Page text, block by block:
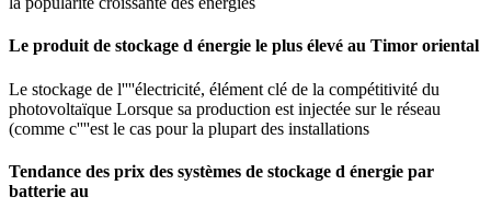
Le produit de stockage d énergie le plus élevé au Timor oriental
Le stockage de l''''électricité, élément clé de la compétitivité du
photovoltaïque Lorsque sa production est injectée sur le réseau
(comme c''''est le cas pour la plupart des installations
Tendance des prix des systèmes de stockage d énergie par
batterie au